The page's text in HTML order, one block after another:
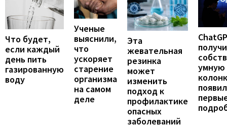
Что будет,
если каждый
день пить
газированную
воду
Ученые
выяснили,
что
ускоряет
старение
организма
на самом
деле
Эта
жевательная
резинка
может
изменить
подход к
профилактике
опасных
заболеваний
умную